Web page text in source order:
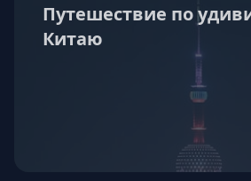
Путешествие по
Китаю